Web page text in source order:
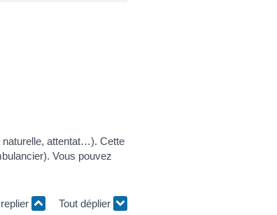
naturelle, attentat…). Cette
Vous pouvez
Tout déplier